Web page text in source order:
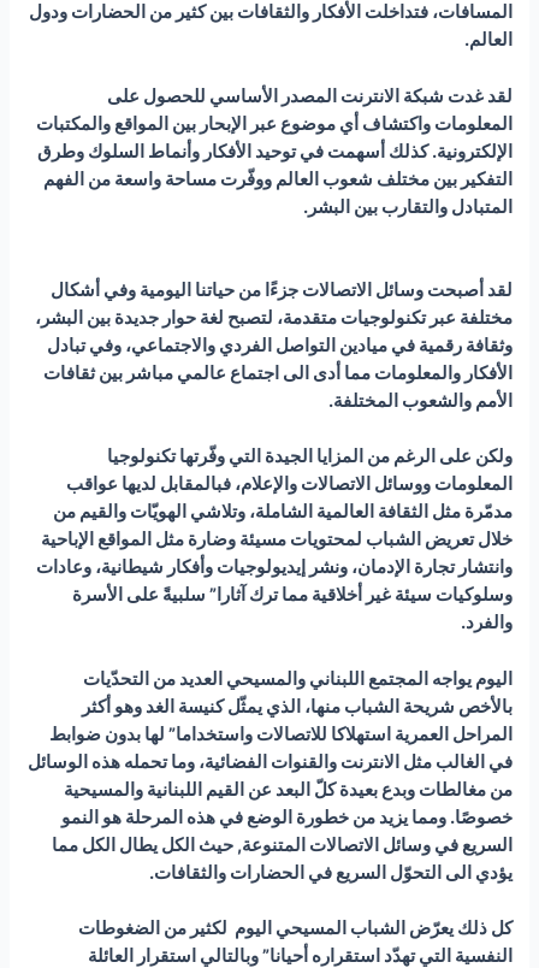
المسافات، فتداخلت الأفكار والثقافات بين كثير من الحضارات ودول
العالم.
لقد غدت شبكة الانترنت المصدر الأساسي للحصول على
المعلومات واكتشاف أي موضوع عبر الإبحار بين المواقع والمكتبات
الإلكترونية. كذلك أسهمت في توحيد الأفكار وأنماط السلوك وطرق
التفكير بين مختلف شعوب العالم ووفّرت مساحة واسعة من الفهم
المتبادل والتقارب بين البشر.
لقد أصبحت وسائل الاتصالات جزءًا من حياتنا اليومية وفي أشكال
مختلفة عبر تكنولوجيات متقدمة، لتصبح لغة حوار جديدة بين البشر،
وثقافة رقمية في ميادين التواصل الفردي والاجتماعي، وفي تبادل
الأفكار والمعلومات مما أدى الى اجتماع عالمي مباشر بين ثقافات
الأمم والشعوب المختلفة.
ولكن على الرغم من المزايا الجيدة التي وفّرتها تكنولوجيا
المعلومات ووسائل الاتصالات والإعلام، فبالمقابل لديها عواقب
مدمّرة مثل الثقافة العالمية الشاملة، وتلاشي الهويّات والقيم من
خلال تعريض الشباب لمحتويات مسيئة وضارة مثل المواقع الإباحية
وانتشار تجارة الإدمان، ونشر إيديولوجيات وأفكار شيطانية، وعادات
وسلوكيات سيئة غير أخلاقية مما ترك آثارا” سلبيةً على الأسرة
والفرد.
اليوم يواجه المجتمع اللبناني والمسيحي العديد من التحدّيات
بالأخص شريحة الشباب منها، الذي يمثّل كنيسة الغد وهو أكثر
المراحل العمرية استهلاكا للاتصالات واستخداما” لها بدون ضوابط
في الغالب مثل الانترنت والقنوات الفضائية، وما تحمله هذه الوسائل
من مغالطات وبدع بعيدة كلّ البعد عن القيم اللبنانية والمسيحية
خصوصًا. ومما يزيد من خطورة الوضع في هذه المرحلة هو النمو
السريع في وسائل الاتصالات المتنوعة, حيث الكل يطال الكل مما
يؤدي الى التحوّل السريع في الحضارات والثقافات.
كل ذلك يعرّض الشباب المسيحي اليوم لكثير من الضغوطات
النفسية التي تهدّد استقراره أحيانا” وبالتالي استقرار العائلة